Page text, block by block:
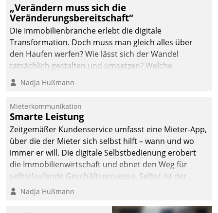
„Verändern muss sich die
Veränderungsbereitschaft“
Die Immobilienbranche erlebt die digitale
Transformation. Doch muss man gleich alles über
den Haufen werfen? Wie lässt sich der Wandel
tatsächlich gestalten und umsetzen? Welche
Argumente zählen wirklich?
Nadja Hußmann
Mieterkommunikation
Smarte Leistung
Zeitgemäßer Kundenservice umfasst eine Mieter-App,
über die der Mieter sich selbst hilft – wann und wo
immer er will. Die digitale Selbstbedienung erobert
die Immobilienwirtschaft und ebnet den Weg für
selbstlaufende Geschäftsprozesse. Selbst ist der
Kunde und smart der Serviceanbieter.
Nadja Hußmann